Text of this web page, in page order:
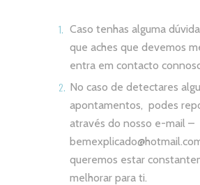
Caso tenhas alguma
que aches que devemos
entra em contacto
No caso de detectares
apontamentos, podes
através do nosso e-mail –
queremos estar
melhorar para ti.